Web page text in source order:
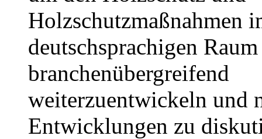
Holzschutzmaßnahmen
deutschsprachigen Raum
branchenübergreifend
weiterzuentwickeln und
Entwicklungen zu